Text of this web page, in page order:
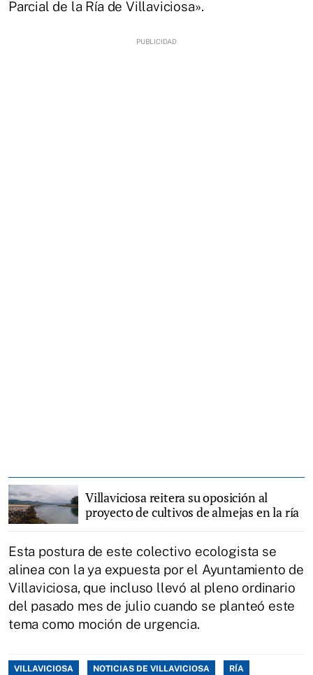
Parcial de la Ría de Villaviciosa».
Villaviciosa reitera su oposición al
proyecto de cultivos de almejas en la ría
Esta postura de este colectivo ecologista se
alinea con la ya expuesta por el Ayuntamiento de
Villaviciosa, que incluso llevó al pleno ordinario
del pasado mes de julio cuando se planteó este
tema como moción de urgencia.
VILLAVICIOSA NOTICIAS DE VILLAVICIOSA RÍA